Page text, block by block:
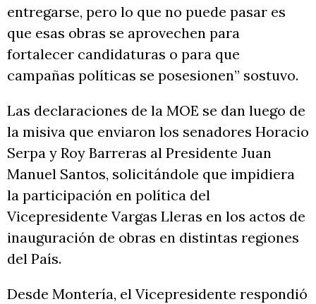
entregarse, pero lo que no puede pasar es
que esas obras se aprovechen para
fortalecer candidaturas o para que
campañas políticas se posesionen” sostuvo.
Las declaraciones de la MOE se dan luego de
la misiva que enviaron los senadores Horacio
Serpa y Roy Barreras al Presidente Juan
Manuel Santos, solicitándole que impidiera
la participación en política del
Vicepresidente Vargas Lleras en los actos de
inauguración de obras en distintas regiones
del País.
Desde Montería, el Vicepresidente respondió